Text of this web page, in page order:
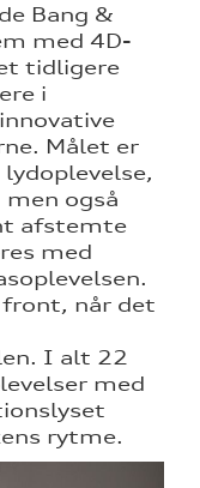
Bang &
med 4D-
tidligere
i
Målet er
men også
afstemte
med
front, når det
I alt 22
med
rytme.